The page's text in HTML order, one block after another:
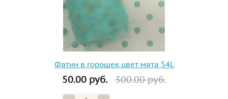
Фатин в горошек цвет мята 54L
50.00 руб. 300.00 руб.